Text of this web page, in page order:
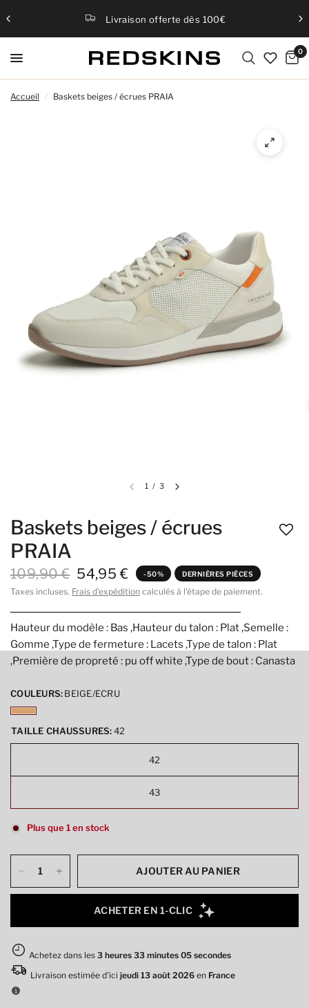
Livraison offerte dès 100€
0
Accueil / Baskets beiges / écrues PRAIA
1 / 3
Baskets beiges / écrues
PRAIA
109,90 € 54,95 € -50% DERNIÈRES PIÈCES
Taxes incluses. Frais d'expédition calculés à l'étape de paiement.
Hauteur du modèle : Bas ,Hauteur du talon : Plat ,Semelle :
Gomme ,Type de fermeture : Lacets ,Type de talon : Plat
,Première de propreté : pu off white ,Type de bout : Canasta
COULEURS:BEIGE/ECRU
TAILLE CHAUSSURES:42
42
43
Plus que 1 en stock
AJOUTER AU PANIER